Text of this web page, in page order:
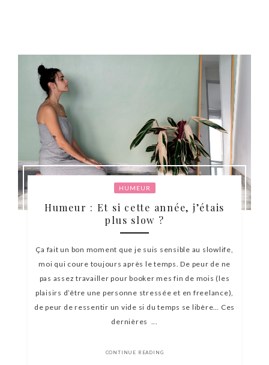
HUMEUR
Humeur : Et si cette année, j’étais
plus slow ?
Ça fait un bon moment que je suis sensible au slowlife,
moi qui coure toujours après le temps. De peur de ne
pas assez travailler pour booker mes fin de mois (les
plaisirs d’être une personne stressée et en freelance),
de peur de ressentir un vide si du temps se libère… Ces
dernières ...
CONTINUE READING